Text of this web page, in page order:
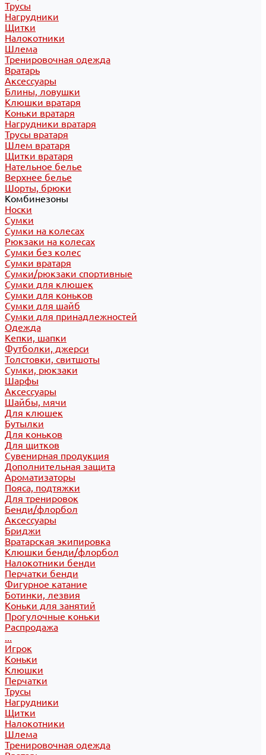
Трусы
Нагрудники
Щитки
Налокотники
Шлема
Тренировочная одежда
Вратарь
Аксессуары
Блины, ловушки
Клюшки вратаря
Коньки вратаря
Нагрудники вратаря
Трусы вратаря
Шлем вратаря
Щитки вратаря
Нательное белье
Верхнее белье
Шорты, брюки
Комбинезоны
Носки
Сумки
Сумки на колесах
Рюкзаки на колесах
Сумки без колес
Сумки вратаря
Сумки/рюкзаки спортивные
Сумки для клюшек
Сумки для коньков
Сумки для шайб
Сумки для принадлежностей
Одежда
Кепки, шапки
Футболки, джерси
Толстовки, свитшоты
Сумки, рюкзаки
Шарфы
Аксессуары
Шайбы, мячи
Для клюшек
Бутылки
Для коньков
Для щитков
Сувенирная продукция
Дополнительная защита
Ароматизаторы
Пояса, подтяжки
Для тренировок
Бенди/флорбол
Аксессуары
Бриджи
Вратарская экипировка
Клюшки бенди/флорбол
Налокотники бенди
Перчатки бенди
Фигурное катание
Ботинки, лезвия
Коньки для занятий
Прогулочные коньки
Распродажа
...
Игрок
Коньки
Клюшки
Перчатки
Трусы
Нагрудники
Щитки
Налокотники
Шлема
Тренировочная одежда